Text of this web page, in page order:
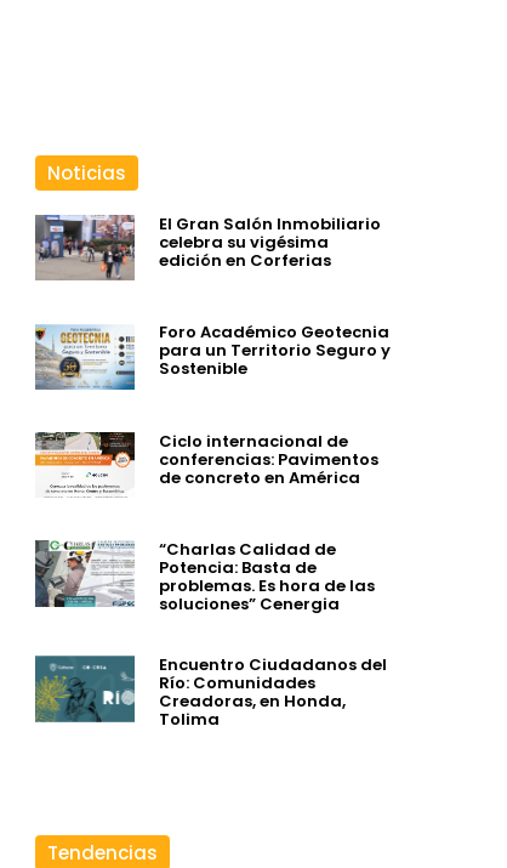
Noticias
El Gran Salón Inmobiliario
celebra su vigésima
edición en Corferias
Foro Académico Geotecnia
para un Territorio Seguro y
Sostenible
Ciclo internacional de
conferencias: Pavimentos
de concreto en América
“Charlas Calidad de
Potencia: Basta de
problemas. Es hora de las
soluciones” Cenergia
Encuentro Ciudadanos del
Río: Comunidades
Creadoras, en Honda,
Tolima
Tendencias